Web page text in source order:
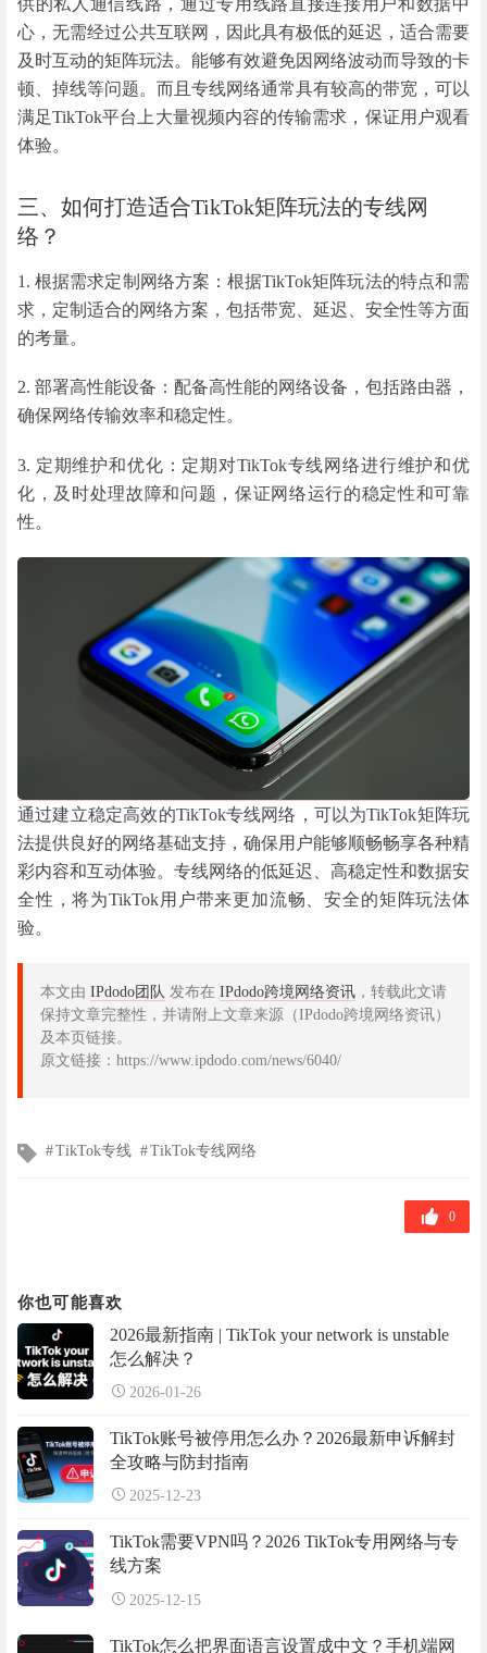
供的私人通信线路，通过专用线路直接连接用户和数据中
心，无需经过公共互联网，因此具有极低的延迟，适合需要
及时互动的矩阵玩法。能够有效避免因网络波动而导致的卡
顿、掉线等问题。而且专线网络通常具有较高的带宽，可以
满足TikTok平台上大量视频内容的传输需求，保证用户观看
体验。
三、如何打造适合TikTok矩阵玩法的专线网
络？
1. 根据需求定制网络方案：根据TikTok矩阵玩法的特点和需
求，定制适合的网络方案，包括带宽、延迟、安全性等方面
的考量。
2. 部署高性能设备：配备高性能的网络设备，包括路由器，
确保网络传输效率和稳定性。
3. 定期维护和优化：定期对TikTok专线网络进行维护和优
化，及时处理故障和问题，保证网络运行的稳定性和可靠
性。
通过建立稳定高效的TikTok专线网络，可以为TikTok矩阵玩
法提供良好的网络基础支持，确保用户能够顺畅畅享各种精
彩内容和互动体验。专线网络的低延迟、高稳定性和数据安
全性，将为TikTok用户带来更加流畅、安全的矩阵玩法体
验。
本文由 IPdodo团队 发布在 IPdodo跨境网络资讯 ，转载此文请
保持文章完整性，并请附上文章来源（IPdodo跨境网络资讯）
及本页链接。
原文链接：https://www.ipdodo.com/news/6040/
文TikTok专线 TikTok专线网络
0
你也可能喜欢
2026最新指南 | TikTok your network is unstable
怎么解决？
2026-01-26
TikTok账号被停用怎么办？2026最新申诉解封
全攻略与防封指南
2025-12-23
TikTok需要VPN吗？2026 TikTok专用网络与专
线方案
2025-12-15
TikTok怎么把界面语言设置成中文？手机端网